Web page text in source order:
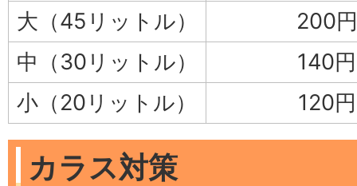
大（45リットル）
200円
中（30リットル）
140円
小（20リットル）
120円
カラス対策